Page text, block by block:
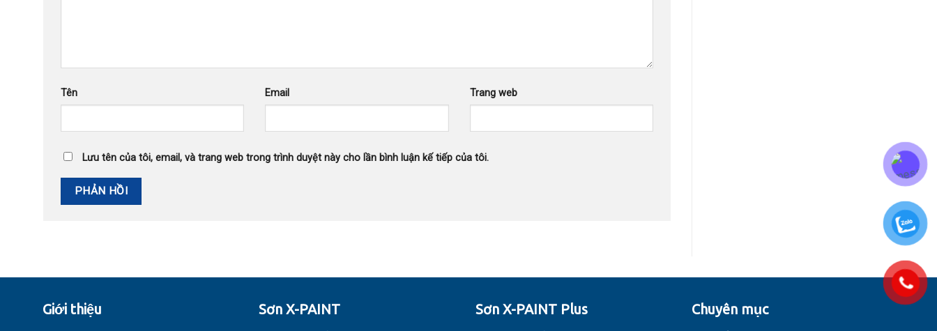
Tên Email Trang web
Lưu tên của tôi, email, và trang web trong trình duyệt này cho lần bình luận kế tiếp của tôi.
Giới thiệu Sơn X-PAINT Sơn X-PAINT Plus Chuyên mục